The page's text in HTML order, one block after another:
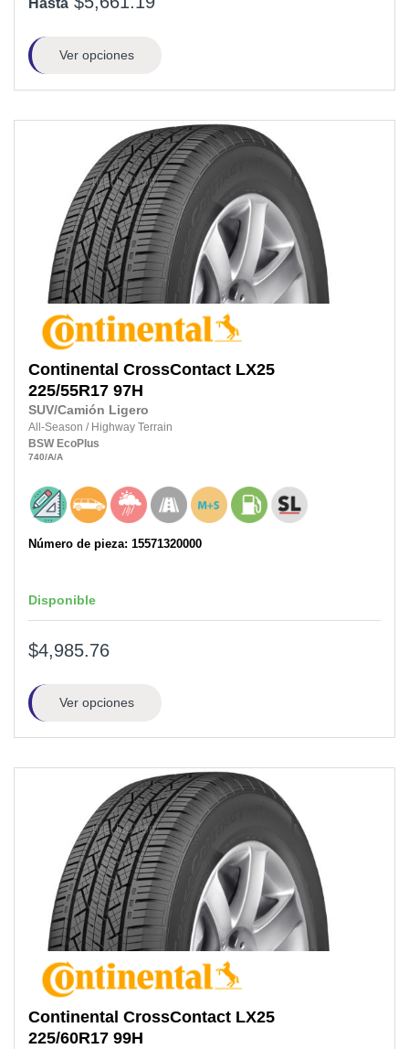
Hasta
Ver opciones
Continental CrossContact LX25
225/55R17 97H
SUV/Camión Ligero
All-Season / Highway Terrain
BSW EcoPlus
740/A/A
Número de pieza: 15571320000
Disponible
$4,985.76
Ver opciones
Continental CrossContact LX25
225/60R17 99H